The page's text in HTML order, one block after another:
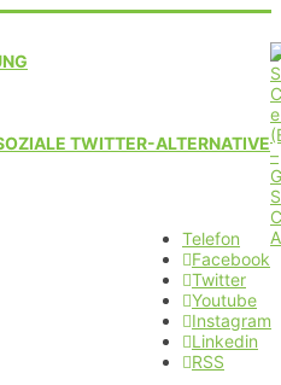
TWITTER-ALTERNATIVE
Telefon
Facebook
Twitter
Youtube
Instagram
Linkedin
RSS